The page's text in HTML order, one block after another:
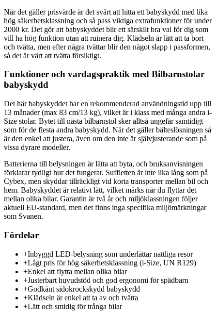
När det gäller prisvärde är det svårt att hitta ett babyskydd med lika
hög säkerhetsklassning och så pass viktiga extrafunktioner för under
2000 kr. Det gör att babyskyddet blir ett särskilt bra val för dig som
vill ha hög funktion utan att ruinera dig. Klädseln är lätt att ta bort
och tvätta, men efter några tvättar blir den något slapp i passformen,
så det är värt att tvätta försiktigt.
Funktioner och vardagspraktik med Bilbarnstolar
babyskydd
Det här babyskyddet har en rekommenderad användningstid upp till
13 månader (max 83 cm/13 kg), vilket är i klass med många andra i-
Size stolar. Bytet till nästa bilbarnstol sker alltså ungefär samtidigt
som för de flesta andra babyskydd. När det gäller bälteslösningen så
är den enkel att justera, även om den inte är självjusterande som på
vissa dyrare modeller.
Batterierna till belysningen är lätta att byta, och bruksanvisningen
förklarar tydligt hur det fungerar. Suffletten är inte lika lång som på
Cybex, men skyddar tillräckligt vid korta transporter mellan bil och
hem. Babyskyddet är relativt lätt, vilket märks när du flyttar det
mellan olika bilar. Garantin är två år och miljöklassningen följer
aktuell EU-standard, men det finns inga specifika miljömärkningar
som Svanen.
Fördelar
+Inbyggd LED-belysning som underlättar nattliga resor
+Lågt pris för hög säkerhetsklassning (i-Size, UN R129)
+Enkel att flytta mellan olika bilar
+Justerbart huvudstöd och god ergonomi för spädbarn
+Godkänt sidokrockskydd babyskydd
+Klädseln är enkel att ta av och tvätta
+Lätt och smidig för trånga bilar